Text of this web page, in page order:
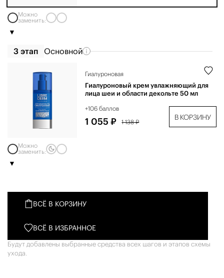
Можно
заменить:
3 этап Основной
Гиалуроновая
Гиалуроновый крем увлажняющий для
лица шеи и области декольте 50 мл
+106 баллов
1 055 ₽ 1 138 ₽
В КОРЗИНУ
Можно
заменить:
ВСЁ В КОРЗИНУ
ВСЁ В ИЗБРАННОЕ
Будут добавлены выбранные средства всех шагов и этапов схемы
ухода.